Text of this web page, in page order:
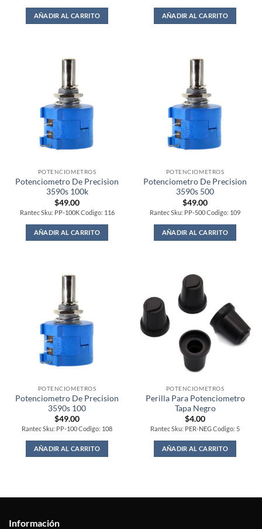
AÑADIR AL CARRITO AÑADIR AL CARRITO
POTENCIOMETROS
Potenciometro De Precision
3590s 100k
$49.00
Rantec Sku: PP-100K Codigo: 116
AÑADIR AL CARRITO
POTENCIOMETROS
Potenciometro De Precision
3590s 500
$49.00
Rantec Sku: PP-500 Codigo: 109
AÑADIR AL CARRITO
POTENCIOMETROS
Potenciometro De Precision
3590s 100
$49.00
Rantec Sku: PP-100 Codigo: 108
AÑADIR AL CARRITO
POTENCIOMETROS
Perilla Para Potenciometro
Tapa Negro
$4.00
Rantec Sku: PER-NEG Codigo: 5
AÑADIR AL CARRITO
Información